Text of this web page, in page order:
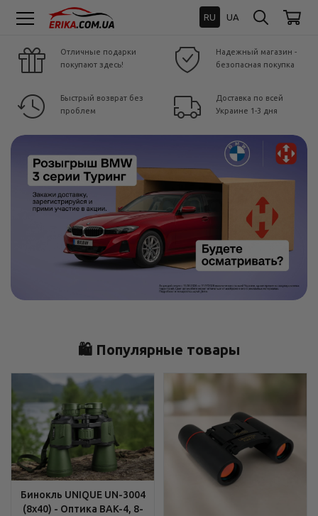
RU UA
Отличные подарки
покупают здесь!
Надежный магазин -
безопасная покупка
Быстрый возврат без
проблем
Доставка по всей
Украине 1-3 дня
🛍️ Популярные товары
Бинокль UNIQUE UN-3004
(8x40) - Оптика BAK-4, 8-